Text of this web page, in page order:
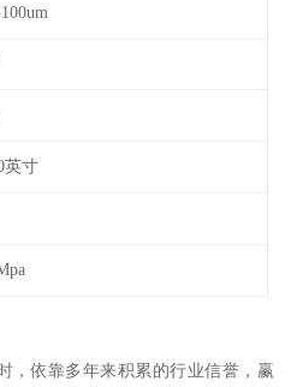
英寸
，依靠多年来积累的行业信誉，赢